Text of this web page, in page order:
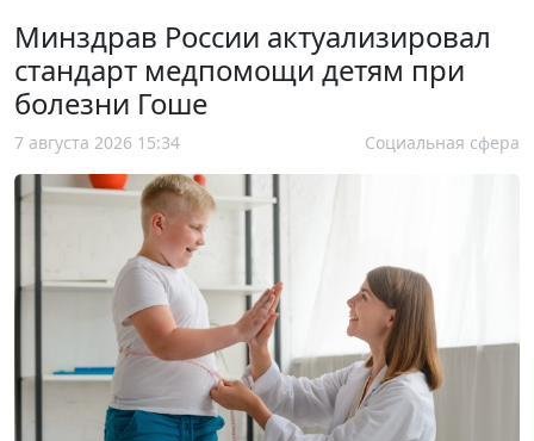
Минздрав России актуализировал
стандарт медпомощи детям при
болезни Гоше
7 августа 2026 15:34 Социальная сфера